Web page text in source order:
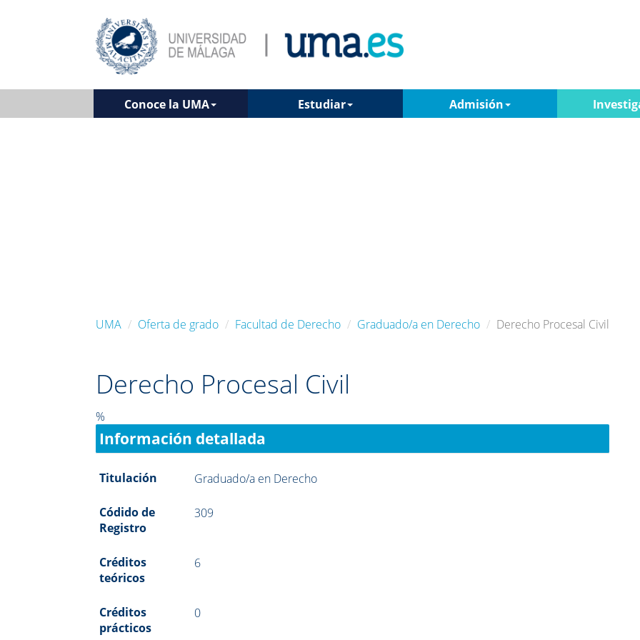
Conoce la UMA Estudiar Admisión
UMA Oferta de grado Facultad de Derecho Graduado/a en Derecho Derecho Procesal Civil
Derecho Procesal Civil
%
Información detallada
Titulación Graduado/a en Derecho
Códido de
Registro
309
Créditos
teóricos
6
Créditos
prácticos
0